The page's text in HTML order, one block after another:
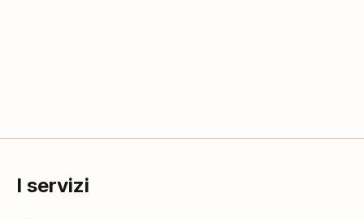
I servizi